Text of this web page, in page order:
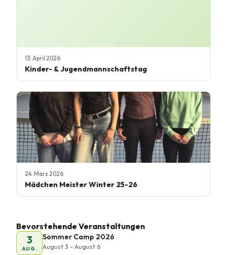
13. April 2026
Kinder- & Jugendmannschaftstag
24. März 2026
Mädchen Meister Winter 25-26
Bevorstehende Veranstaltungen
3
AUG.
Sommer Camp 2026
August 3 - August 6